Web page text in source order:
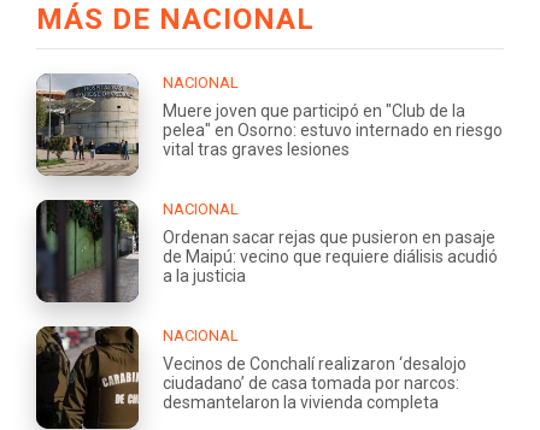
MÁS DE NACIONAL
NACIONAL
Muere joven que participó en "Club de la
pelea" en Osorno: estuvo internado en riesgo
vital tras graves lesiones
NACIONAL
Ordenan sacar rejas que pusieron en pasaje
de Maipú: vecino que requiere diálisis acudió
a la justicia
NACIONAL
Vecinos de Conchalí realizaron ‘desalojo
ciudadano’ de casa tomada por narcos:
desmantelaron la vivienda completa